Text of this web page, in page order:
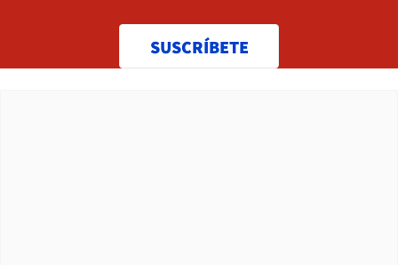
SUSCRÍBETE